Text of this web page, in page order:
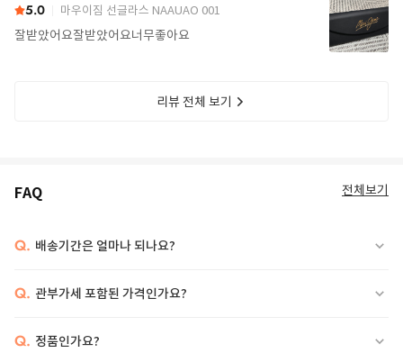
5.0 마우이짐 선글라스 NAAUAO 001
잘받았어요잘받았어요너무좋아요
리뷰 전체 보기
FAQ 전체보기
Q. 배송기간은 얼마나 되나요?
Q. 관부가세 포함된 가격인가요?
Q. 정품인가요?